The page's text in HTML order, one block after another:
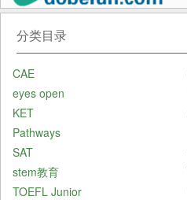
分类目录
CAE
eyes open
KET
Pathways
SAT
stem教育
TOEFL Junior